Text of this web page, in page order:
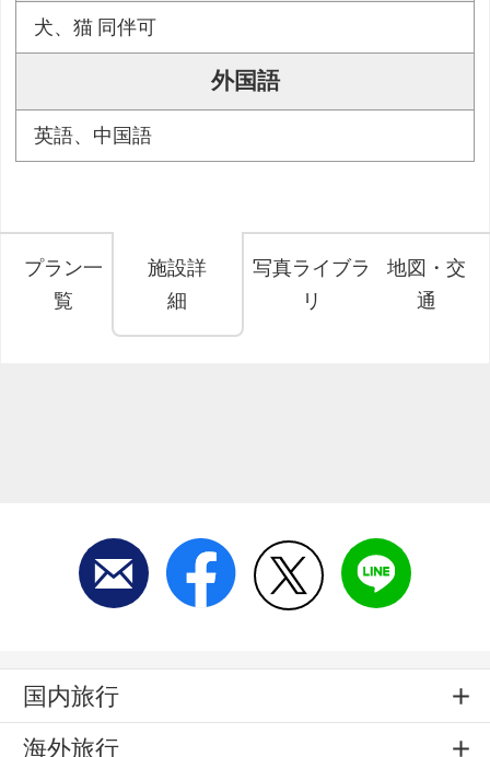
犬、猫 同伴可
外国語
英語、中国語
プラン一
覧
施設詳
細
写真ライブラ
リ
地図・交
通
国内旅行
海外旅行